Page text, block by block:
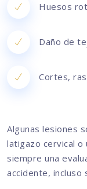
Huesos
Daño de
Cortes,
Algunas lesiones
latigazo cervical o
siempre una
accidente, incluso